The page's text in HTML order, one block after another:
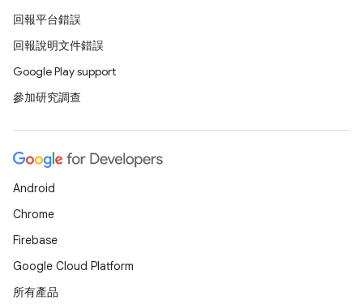
回報平台錯誤
回報說明文件錯誤
Google Play support
參加研究調查
Android
Chrome
Firebase
Google Cloud Platform
所有產品